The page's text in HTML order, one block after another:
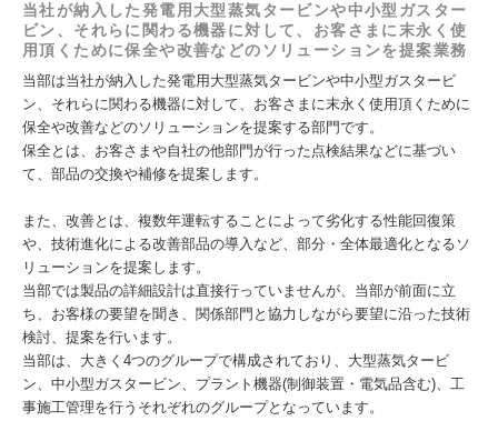
当社が納入した発電用大型蒸気タービンや中小型ガスター
ビン、それらに関わる機器に対して、お客さまに末永く使
用頂くために保全や改善などのソリューションを提案業務
当部は当社が納入した発電用大型蒸気タービンや中小型ガスタービ
ン、それらに関わる機器に対して、お客さまに末永く使用頂くために
保全や改善などのソリューションを提案する部門です。
保全とは、お客さまや自社の他部門が行った点検結果などに基づい
て、部品の交換や補修を提案します。
また、改善とは、複数年運転することによって劣化する性能回復策
や、技術進化による改善部品の導入など、部分・全体最適化となるソ
リューションを提案します。
当部では製品の詳細設計は直接行っていませんが、当部が前面に立
ち、お客様の要望を聞き、関係部門と協力しながら要望に沿った技術
検討、提案を行います。
当部は、大きく4つのグループで構成されており、大型蒸気タービ
ン、中小型ガスタービン、プラント機器(制御装置・電気品含む)、工
事施工管理を行うそれぞれのグループとなっています。